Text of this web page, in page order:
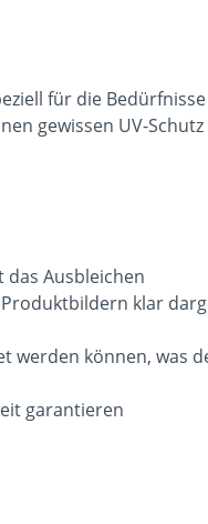
für die
gewissen UV-
Ausbleichen
klar
werden können, was
garantieren